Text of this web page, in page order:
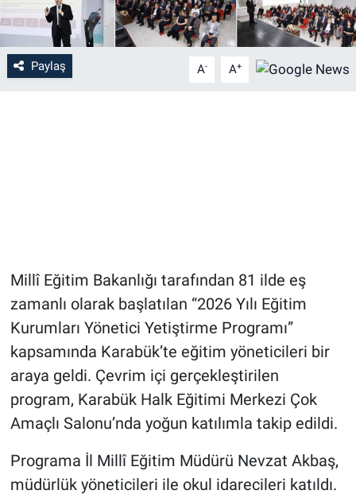
Paylaş A- A+
Millî Eğitim Bakanlığı tarafından 81 ilde eş
zamanlı olarak başlatılan “2026 Yılı Eğitim
Kurumları Yönetici Yetiştirme Programı”
kapsamında Karabük’te eğitim yöneticileri bir
araya geldi. Çevrim içi gerçekleştirilen
program, Karabük Halk Eğitimi Merkezi Çok
Amaçlı Salonu’nda yoğun katılımla takip edildi.
Programa İl Millî Eğitim Müdürü Nevzat Akbaş,
müdürlük yöneticileri ile okul idarecileri katıldı.